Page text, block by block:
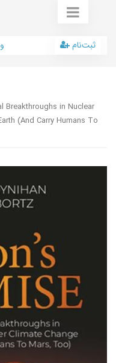
ثبت‌نام
Breakthroughs in Nuclear
(And Carry Humans To